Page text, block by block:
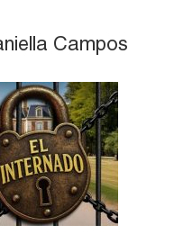
Campos